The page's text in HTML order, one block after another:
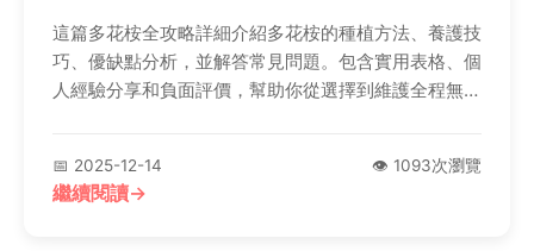
這篇多花桉全攻略詳細介紹多花桉的種植方法、養護技
巧、優缺點分析，並解答常見問題。包含實用表格、個
人經驗分享和負面評價，幫助你從選擇到維護全程無
📅 2025-12-14 👁️ 1093次瀏覽
繼續閱讀